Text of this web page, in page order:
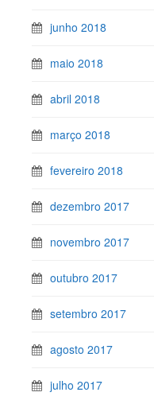
junho 2018
maio 2018
abril 2018
março 2018
fevereiro 2018
dezembro 2017
novembro 2017
outubro 2017
setembro 2017
agosto 2017
julho 2017